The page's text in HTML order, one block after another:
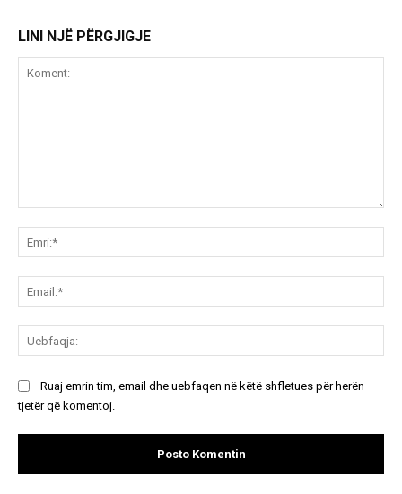
LINI NJË PËRGJIGJE
Ruaj emrin tim, email dhe uebfaqen në këtë shfletues për herën
tjetër që komentoj.